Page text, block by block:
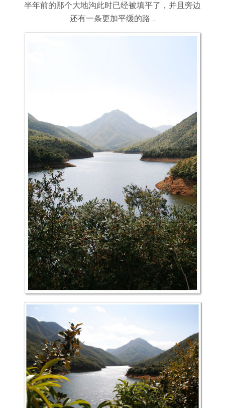
半年前的那个大地沟此时已经被填平了，并且旁边
还有一条更加平缓的路…